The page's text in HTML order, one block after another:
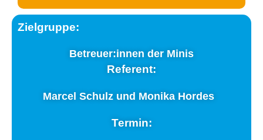
Zielgruppe:
Betreuer:innen der Minis
Referent:
Marcel Schulz und Monika Hordes
Termin: